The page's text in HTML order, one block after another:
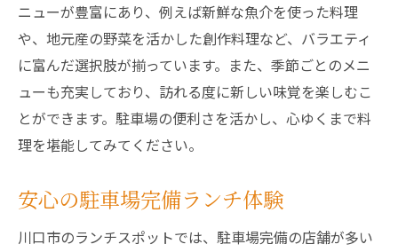
ニューが豊富にあり、例えば新鮮な魚介を使った料理
や、地元産の野菜を活かした創作料理など、バラエティ
に富んだ選択肢が揃っています。また、季節ごとのメニ
ューも充実しており、訪れる度に新しい味覚を楽しむこ
とができます。駐車場の便利さを活かし、心ゆくまで料
理を堪能してみてください。
安心の駐車場完備ランチ体験
川口市のランチスポットでは、駐車場完備の店舗が多い